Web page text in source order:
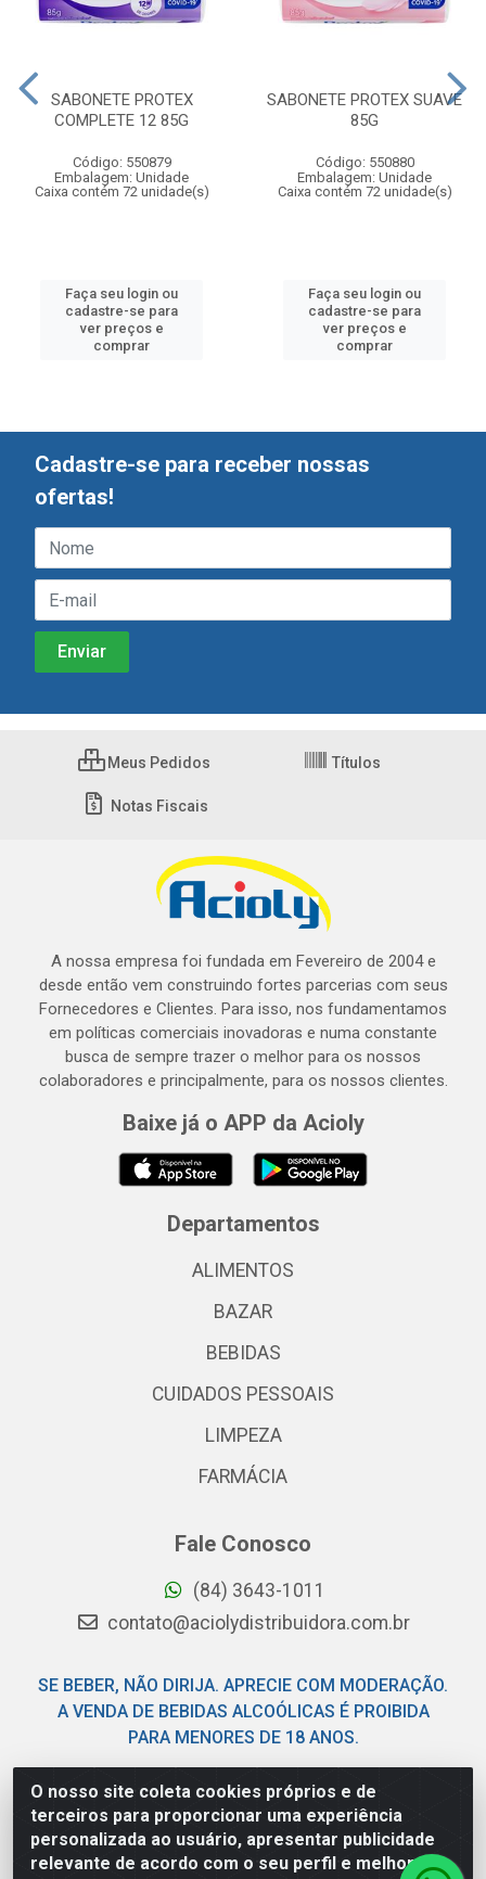
SABONETE PROTEX
COMPLETE 12 85G
Código: 550879
Embalagem: Unidade
Caixa contém 72 unidade(s)
Faça seu login ou
cadastre-se para
ver preços e
comprar
SABONETE PROTEX SUAVE
85G
Código: 550880
Embalagem: Unidade
Caixa contém 72 unidade(s)
Faça seu login ou
cadastre-se para
ver preços e
comprar
O nosso site coleta cookies próprios e de
terceiros para proporcionar uma experiência
personalizada ao usuário, apresentar publicidade
relevante de acordo com o seu perfil e melhorar a
Cadastre-se para receber nossas
ofertas!
Meus Pedidos Títulos
Notas Fiscais
A nossa empresa foi fundada em Fevereiro de 2004 e
desde então vem construindo fortes parcerias com seus
Fornecedores e Clientes. Para isso, nos fundamentamos
em políticas comerciais inovadoras e numa constante
busca de sempre trazer o melhor para os nossos
colaboradores e principalmente, para os nossos clientes.
Baixe já o APP da Acioly
Departamentos
ALIMENTOS
BAZAR
BEBIDAS
CUIDADOS PESSOAIS
LIMPEZA
FARMÁCIA
Fale Conosco
(84) 3643-1011
contato@aciolydistribuidora.com.br
SE BEBER, NÃO DIRIJA. APRECIE COM MODERAÇÃO.
A VENDA DE BEBIDAS ALCOÓLICAS É PROIBIDA
PARA MENORES DE 18 ANOS.
Acioly Distribuidora - Av Piloto Pereira Tim - Parque de
Exposições - Parnamirim/RN - CEP 59146-480 - CNPJ
06.029.901/0001-92